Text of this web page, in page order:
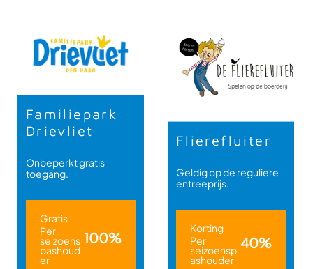
Familiepark
Drievliet
Onbeperkt gratis
toegang.
Gratis
Per
seizoens
pashoud
er
100%
Flierefluiter
Geldig op de reguliere
entreeprijs.
Korting
Per
seizoensp
ashouder
40%